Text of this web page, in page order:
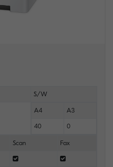
S/W
A4 A3
40 0
Scan Fax